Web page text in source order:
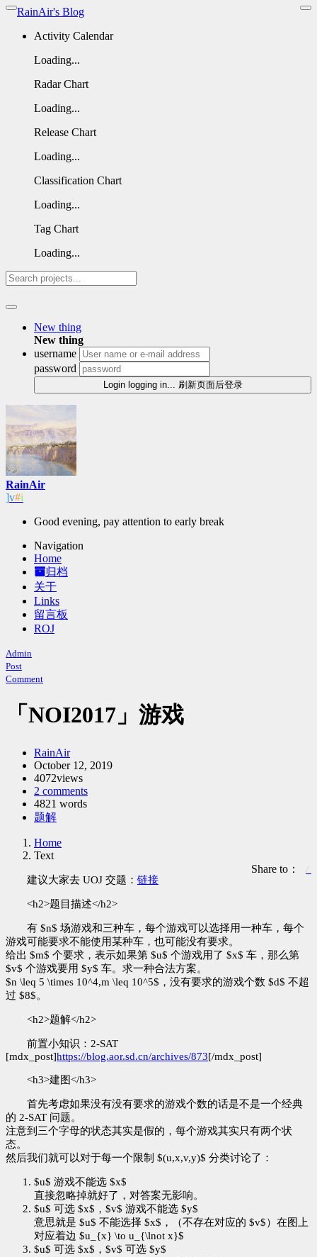
RainAir's Blog
Activity Calendar
Loading...
Radar Chart
Loading...
Release Chart
Loading...
Classification Chart
Loading...
Tag Chart
Loading...
New thing
New thing
username
password
Login logging in... 刷新页面后登录
RainAir
OIer
Good evening, pay attention to early break
Navigation
Home
归档
关于
Links
留言板
ROJ
Admin
Post
Comment
「NOI2017」游戏
Author：
RainAir
发
布
时
间：
October 12, 2019
4072views
2 comments
4821 words
Categories：
题解
Home
Text
Share to：
建议大家去 UOJ 交题： 链接
<h2>题目描述</h2>
有 $n$ 场游戏和三种车，每个游戏可以选择用一种车，每个
游戏可能要求不能使用某种车，也可能没有要求。
给出 $m$ 个要求，表示如果第 $u$ 个游戏用了 $x$ 车，那么第
$v$ 个游戏要用 $y$ 车。求一种合法方案。
$n \leq 5 \times 10^4,m \leq 10^5$，没有要求的游戏个数 $d$ 不超
过 $8$。
<h2>题解</h2>
前置小知识：2-SAT
[mdx_post]https://blog.aor.sd.cn/archives/873[/mdx_post]
<h3>建图</h3>
首先考虑如果没有没有要求的游戏个数的话是不是一个经典
的 2-SAT 问题。
注意到三个字母的状态其实是假的，每个游戏其实只有两个状
态。
然后我们就可以对于每一个限制 $(u,x,v,y)$ 分类讨论了：
$u$ 游戏不能选 $x$
直接忽略掉就好了，对答案无影响。
$u$ 可选 $x$，$v$ 游戏不能选 $y$
意思就是 $u$ 不能选择 $x$，（不存在对应的 $v$）在图上
对应着边 $u_{x} \to u_{\lnot x}$
$u$ 可选 $x$，$v$ 可选 $y$